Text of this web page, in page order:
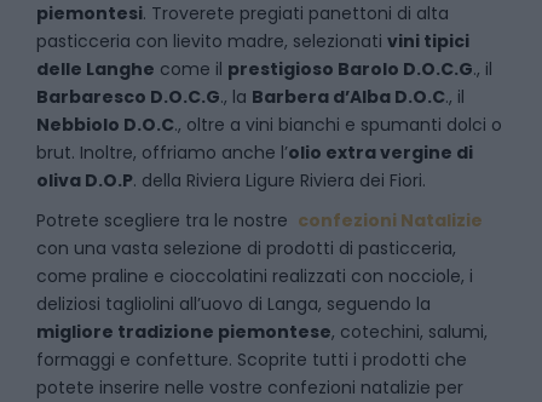
piemontesi. Troverete pregiati panettoni di alta
pasticceria con lievito madre, selezionati vini tipici
delle Langhe come il prestigioso Barolo D.O.C.G., il
Barbaresco D.O.C.G., la Barbera d’Alba D.O.C., il
Nebbiolo D.O.C., oltre a vini bianchi e spumanti dolci o
brut. Inoltre, offriamo anche l’olio extra vergine di
oliva D.O.P. della Riviera Ligure Riviera dei Fiori.
Potrete scegliere tra le nostre confezioni Natalizie
con una vasta selezione di prodotti di pasticceria,
come praline e cioccolatini realizzati con nocciole, i
deliziosi tagliolini all’uovo di Langa, seguendo la
migliore tradizione piemontese, cotechini, salumi,
formaggi e confetture. Scoprite tutti i prodotti che
potete inserire nelle vostre confezioni natalizie per